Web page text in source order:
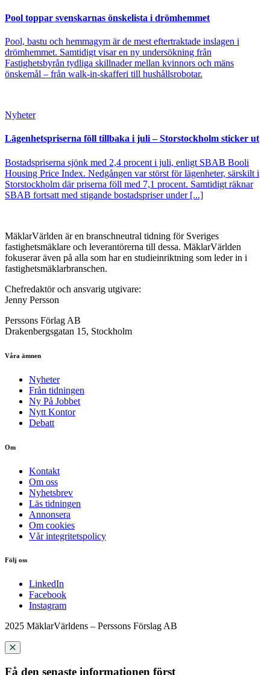
Pool toppar svenskarnas önskelista i drömhemmet
Pool, bastu och hemmagym är de mest eftertraktade inslagen i
drömhemmet. Samtidigt visar en ny undersökning från
Fastighetsbyrån tydliga skillnader mellan kvinnors och mäns
önskemål – från walk-in-skafferi till hushållsrobotar.
Nyheter
Lägenhetspriserna föll tillbaka i juli – Storstockholm sticker ut
Bostadspriserna sjönk med 2,4 procent i juli, enligt SBAB Booli
Housing Price Index. Nedgången var störst för lägenheter, särskilt i
Storstockholm där priserna föll med 7,1 procent. Samtidigt räknar
SBAB fortsatt med stigande bostadspriser under [...]
MäklarVärlden är en branschneutral tidning för Sveriges
fastighetsmäklare och leverantörerna till dessa. MäklarVärlden
fokuserar även på alla som har en studieinriktning som leder in i
fastighetsmäklarbranschen.
Chefredaktör och ansvarig utgivare:
Jenny Persson
Perssons Förlag AB
Drakenbergsgatan 15, Stockholm
Våra ämnen
Nyheter
Från tidningen
Ny På Jobbet
Nytt Kontor
Debatt
Om
Kontakt
Om oss
Nyhetsbrev
Läs tidningen
Annonsera
Om cookies
Vår integritetspolicy
Följ oss
LinkedIn
Facebook
Instagram
2025 MäklarVärldens – Perssons Förslag AB
Få den senaste informationen först